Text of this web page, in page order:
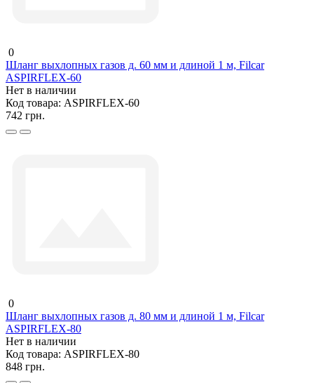
0
Шланг выхлопных газов д. 60 мм и длиной 1 м, Filcar
ASPIRFLEX-60
Нет в наличии
Код товара: ASPIRFLEX-60
742 грн.
0
Шланг выхлопных газов д. 80 мм и длиной 1 м, Filcar
ASPIRFLEX-80
Нет в наличии
Код товара: ASPIRFLEX-80
848 грн.